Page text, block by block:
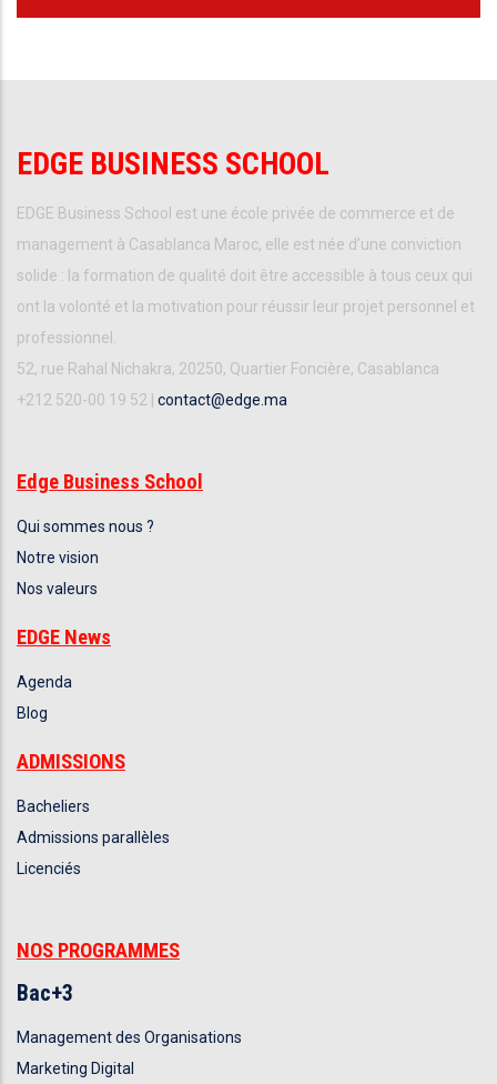
EDGE BUSINESS SCHOOL
EDGE Business School est une école privée de commerce et de
management à Casablanca Maroc, elle est née d’une conviction
solide : la formation de qualité doit être accessible à tous ceux qui
ont la volonté et la motivation pour réussir leur projet personnel et
professionnel.
52, rue Rahal Nichakra, 20250, Quartier Foncière, Casablanca
+212 520-00 19 52 | contact@edge.ma
Edge Business School
Qui sommes nous ?
Notre vision
Nos valeurs
EDGE News
Agenda
Blog
ADMISSIONS
Bacheliers
Admissions parallèles
Licenciés
NOS PROGRAMMES
Bac+3
Management des Organisations
Marketing Digital